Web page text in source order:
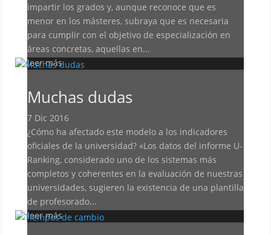
impartir los grados y, aunque reconoce que es
menor en los másteres, subraya que es necesaria
para cumplir con el objetivo de especialización en
áreas concretas, aquellas en...
leer más
Muchas dudas
7 Dic 2016
¿Cómo ha afectado este modelo a los indicadores
oficiales de la universidad? «Los datos del informe U-
Ranking, considerado uno de los sistemas más
completos y coherentes en la evaluación de nuestras
universidades, sugieren la existencia de una plantilla
de profesorado...
leer más